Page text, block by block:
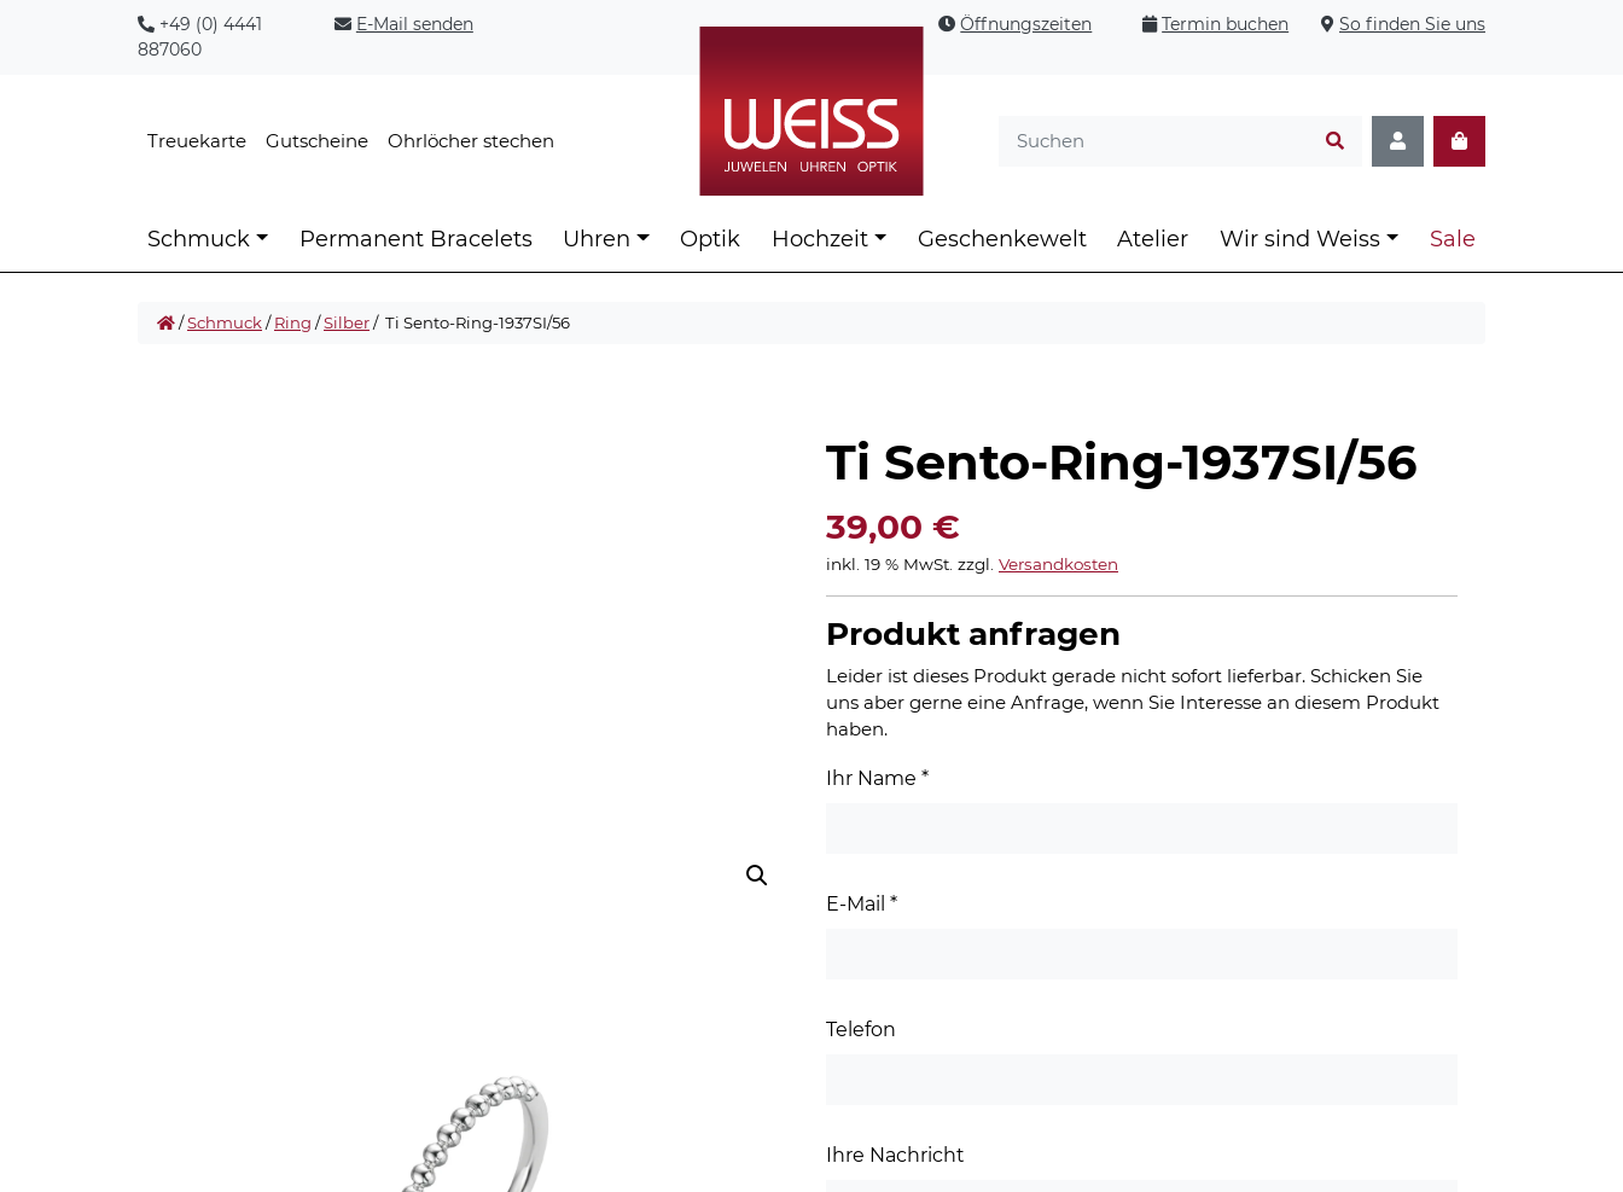
+49 (0) 4441
887060
E-Mail senden Öffnungszeiten Termin buchen So finden Sie uns
Treuekarte Gutscheine Ohrlöcher stechen
Schmuck Permanent Bracelets Uhren Optik Hochzeit Geschenkewelt Atelier Wir sind Weiss Sale
/Schmuck/Ring /Silber/ Ti Sento-Ring-1937SI/56
Ti Sento-Ring-1937SI/56
39,00 €
inkl. 19 % MwSt. zzgl. Versandkosten
Produkt anfragen
Leider ist dieses Produkt gerade nicht sofort lieferbar. Schicken Sie
uns aber gerne eine Anfrage, wenn Sie Interesse an diesem Produkt
haben.
Ihr Name *
E-Mail *
Telefon
Ihre Nachricht